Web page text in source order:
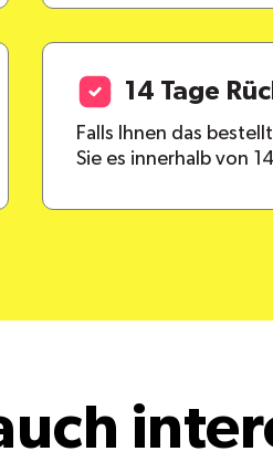
14 Tage
Falls Ihnen das
Sie es innerhalb von